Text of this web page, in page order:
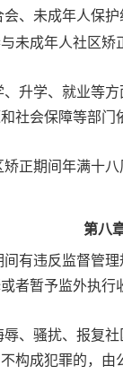
、未成年人保
未成年人社区
升学、就业等
社会保障等部门
正期间年满十
第八
有违反监督管
者暂予监外执
、骚扰、报复
构成犯罪的，